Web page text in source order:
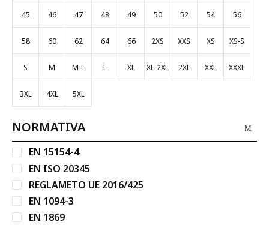
45 46 47 48 49 50 52 54 56
58 60 62 64 66 2XS XXS XS XS-S
S M M-L L XL XL-2XL 2XL XXL XXXL
3XL 4XL 5XL
NORMATIVA
EN 15154-4
EN ISO 20345
REGLAMETO UE 2016/425
EN 1094-3
EN 1869